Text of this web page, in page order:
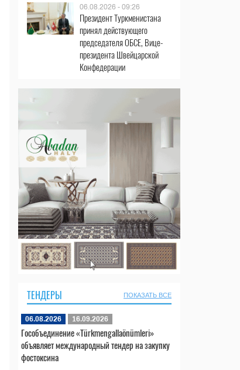
06.08.2026 - 09:26
Президент Туркменистана
принял действующего
председателя ОБСЕ, Вице-
президента Швейцарской
Конфедерации
ТЕНДЕРЫ ПОКАЗАТЬ ВСЕ
06.08.2026 16.09.2026
Гособъединение «Türkmengallaönümleri»
объявляет международный тендер на закупку
фостоксина